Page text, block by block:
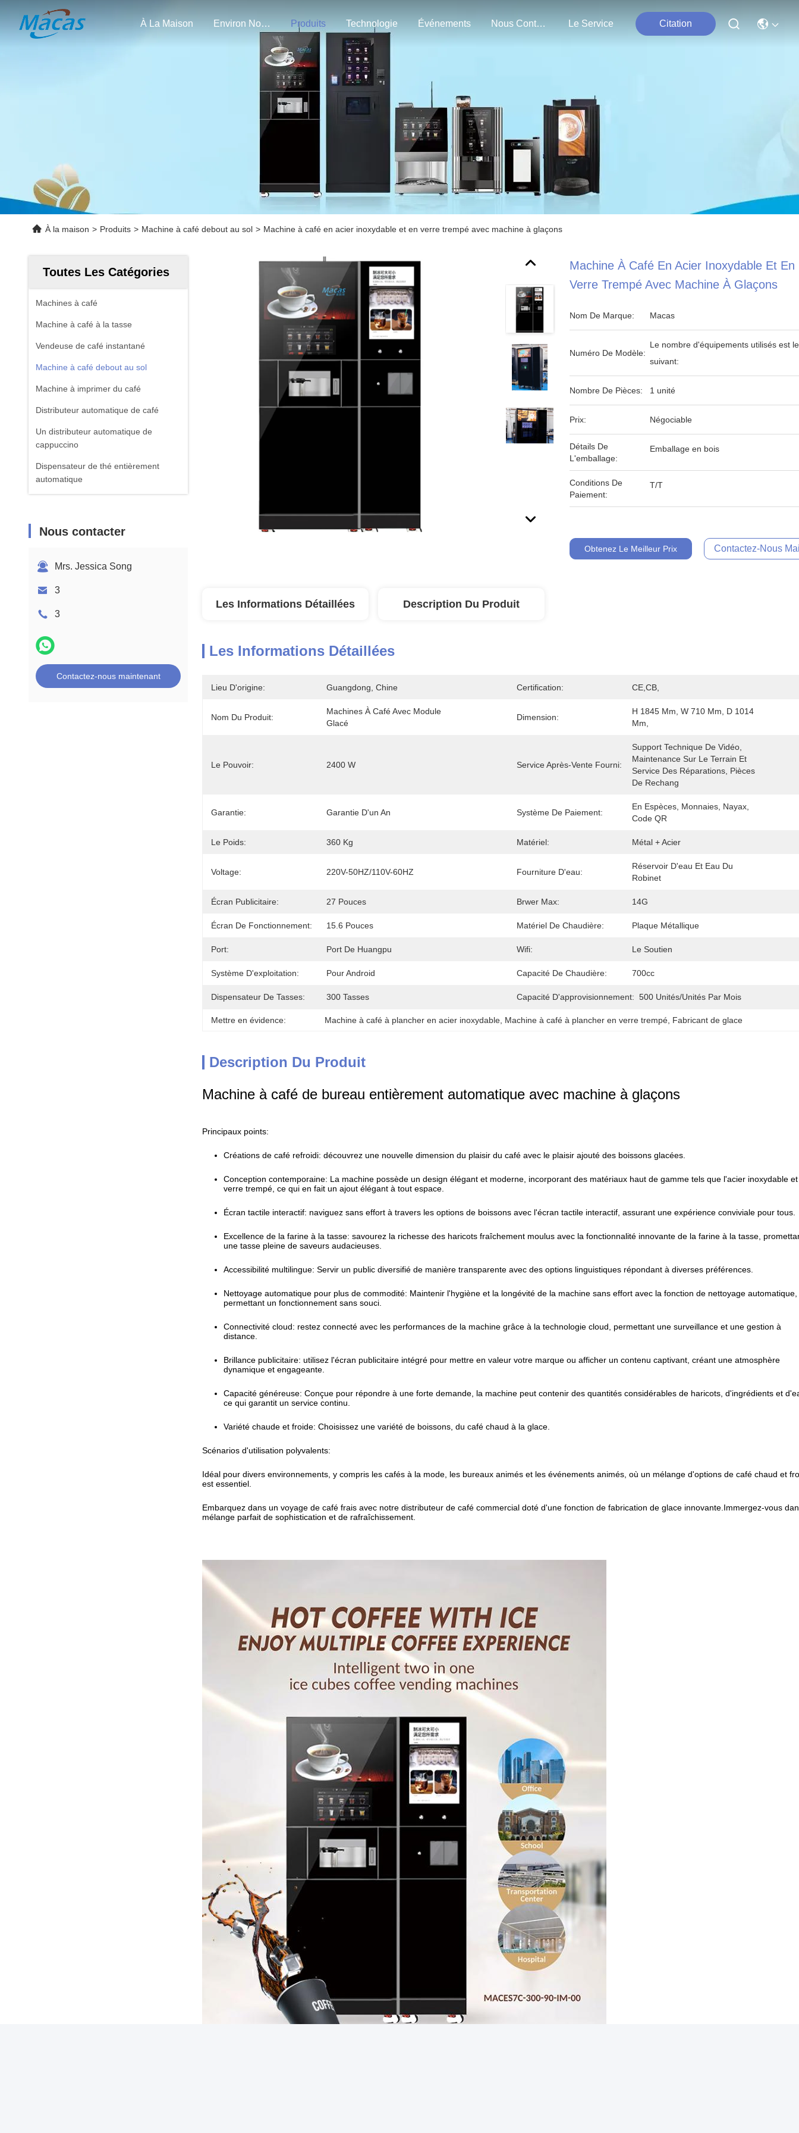
À La Maison Environ Nous Produits Technologie Événements Nous Contacter Le Service Citation
À la maison > Produits > Machine à café debout au sol > Machine à café en acier inoxydable et en verre trempé avec machine à glaçons
Toutes Les Catégories
Machines à café
Machine à café à la tasse
Vendeuse de café instantané
Machine à café debout au sol
Machine à imprimer du café
Distributeur automatique de café
Un distributeur automatique de
cappuccino
Dispensateur de thé entièrement
automatique
Nous contacter
Mrs. Jessica Song
3
3
Contactez-nous maintenant
Machine À Café En Acier Inoxydable Et En
Verre Trempé Avec Machine À Glaçons
Nom De Marque: Macas
Numéro De Modèle:
Le nombre d'équipements utilisés est le
suivant:
Nombre De Pièces: 1 unité
Prix: Négociable
Détails De
L'emballage:
Emballage en bois
Conditions De
Paiement:
T/T
Obtenez Le Meilleur Prix Contactez-Nous
Les Informations Détaillées Description Du Produit
Les Informations Détaillées
Lieu D'origine: Guangdong, Chine Certification: CE,CB,
Nom Du Produit:
Machines À Café Avec Module
Glacé
Dimension:
H 1845 Mm, W 710 Mm, D 1014
Mm,
Le Pouvoir: 2400 W Service Après-Vente Fourni:
Support Technique De Vidéo,
Maintenance Sur Le Terrain Et
Service Des Réparations, Pièces
De Rechang
Garantie: Garantie D'un An Système De Paiement:
En Espèces, Monnaies, Nayax,
Code QR
Le Poids: 360 Kg Matériel: Métal + Acier
Voltage: 220V-50HZ/110V-60HZ Fourniture D'eau:
Réservoir D'eau Et Eau Du
Robinet
Écran Publicitaire: 27 Pouces Brwer Max: 14G
Écran De Fonctionnement: 15.6 Pouces Matériel De Chaudière: Plaque Métallique
Port: Port De Huangpu Wifi: Le Soutien
Système D'exploitation: Pour Android Capacité De Chaudière: 700cc
Dispensateur De Tasses: 300 Tasses Capacité D'approvisionnement: 500 Unités/unités Par Mois
Mettre en évidence: Machine à café à plancher en acier inoxydable Machine à café à plancher en verre trempé Fabricant de glace
Description Du Produit
Machine à café de bureau entièrement automatique avec machine à glaçons
Principaux points:
Créations de café refroidi: découvrez une nouvelle dimension du plaisir du café avec le plaisir ajouté des boissons glacées.
Conception contemporaine: La machine possède un design élégant et moderne, incorporant des matériaux haut de gamme tels que l'acier inoxydable
verre trempé, ce qui en fait un ajout élégant à tout espace.
Écran tactile interactif: naviguez sans effort à travers les options de boissons avec l'écran tactile interactif, assurant une expérience conviviale pour tous.
Excellence de la farine à la tasse: savourez la richesse des haricots fraîchement moulus avec la fonctionnalité innovante de la farine à la tasse,
une tasse pleine de saveurs audacieuses.
Accessibilité multilingue: Servir un public diversifié de manière transparente avec des options linguistiques répondant à diverses préférences.
Nettoyage automatique pour plus de commodité: Maintenir l'hygiène et la longévité de la machine sans effort avec la fonction de nettoyage automatique,
permettant un fonctionnement sans souci.
Connectivité cloud: restez connecté avec les performances de la machine grâce à la technologie cloud, permettant une surveillance et une gestion à
distance.
Brillance publicitaire: utilisez l'écran publicitaire intégré pour mettre en valeur votre marque ou afficher un contenu captivant, créant une atmosphère
dynamique et engageante.
Capacité généreuse: Conçue pour répondre à une forte demande, la machine peut contenir des quantités considérables de haricots, d'ingrédients et
ce qui garantit un service continu.
Variété chaude et froide: Choisissez une variété de boissons, du café chaud à la glace.
Scénarios d'utilisation polyvalents:
Idéal pour divers environnements, y compris les cafés à la mode, les bureaux animés et les événements animés, où un mélange d'options de café chaud et
est essentiel.
Embarquez dans un voyage de café frais avec notre distributeur de café commercial doté d'une fonction de fabrication de glace innovante.Immergez-vous
mélange parfait de sophistication et de rafraîchissement.